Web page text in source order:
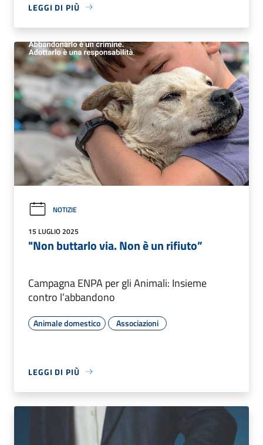
LEGGI DI PIÙ
NOTIZIE
15 LUGLIO 2025
"Non buttarlo via. Non è un rifiuto”
Campagna ENPA per gli Animali: Insieme
contro l’abbandono
Animale domestico Associazioni
LEGGI DI PIÙ